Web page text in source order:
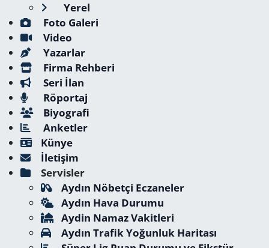
Yerel
Foto Galeri
Video
Yazarlar
Firma Rehberi
Seri İlan
Röportaj
Biyografi
Anketler
Künye
İletişim
Servisler
Aydın Nöbetçi Eczaneler
Aydın Hava Durumu
Aydin Namaz Vakitleri
Aydın Trafik Yoğunluk Haritası